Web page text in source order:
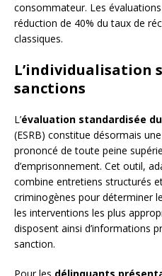
consommateur. Les
réduction de 40% du taux de
classiques.
L’individualisation
sanctions
L’évaluation standardisée
(ESRB) constitue désormais
prononcé de toute peine
d’emprisonnement. Cet outil,
combine entretiens structurés
criminogènes pour déterminer
les interventions les plus
disposent ainsi d’informations
sanction.